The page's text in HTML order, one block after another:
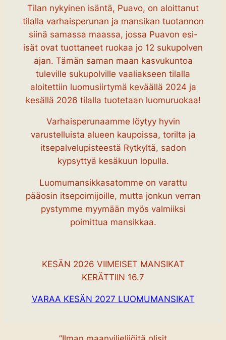
Tilan nykyinen isäntä, Puavo, on aloittanut
tilalla varhaisperunan ja mansikan tuotannon
siinä samassa maassa, jossa Puavon esi-
isät ovat tuottaneet ruokaa jo 12 sukupolven
ajan. Tämän saman maan kasvukuntoa
tuleville sukupolville vaaliakseen tilalla
aloitettiin luomusiirtymä keväällä 2024 ja
kesällä 2026 tilalla tuotetaan luomuruokaa!
Varhaisperunaamme löytyy hyvin
varustelluista alueen kaupoissa, torilta ja
itsepalvelupisteestä Rytkyltä, sadon
kypsyttyä kesäkuun lopulla.
Luomumansikkasatomme on varattu
pääosin itsepoimijoille, mutta jonkun verran
pystymme myymään myös valmiiksi
poimittua mansikkaa.
KESÄN 2026 VIIMEISET MANSIKAT
KERÄTTIIN 16.7
VARAA KESÄN 2027 LUOMUMANSIKAT